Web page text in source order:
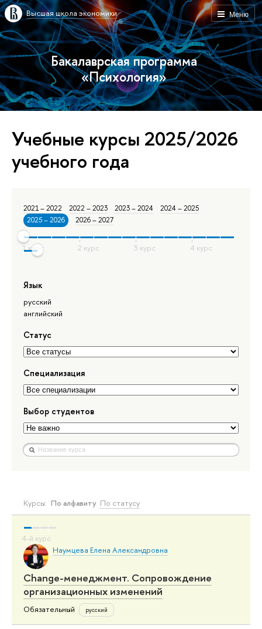
Меню
Высшая школа экономики
Бакалаврская программа
«Психология»
Учебные курсы 2025/2026
учебного года
2021 – 2022 2022 – 2023 2023 – 2024
2024 – 2025
2025 – 2026
2026 – 2027
Язык
русский
английский
Статус
Специализация
Выбор студентов
Курсы: По алфавиту По статусу
Наумцева Елена Александровна
Change-менеджмент. Сопровождение
организационных изменений
Обязательный русский